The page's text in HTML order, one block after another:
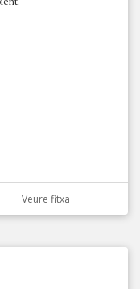
Veure fitxa